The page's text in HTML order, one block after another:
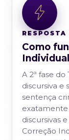
RESPOSTA
Como
A 2ª fase
discursiva e
sentença
exatamente
discursivas
Correção